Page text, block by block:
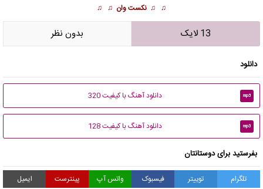
♫ ♫ نکست وان ♫ ♫
13 لایک بدون نظر
دانلود
mp3 دانلود آهنگ با کیفیت 320
mp3 دانلود آهنگ با کیفیت 128
بفرستید برای دوستانتان
تلگرام توییتر فیسبوک واتس آپ پینترست ایمیل